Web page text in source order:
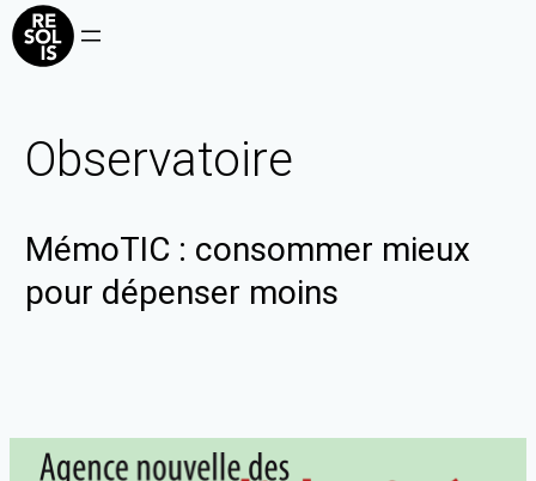
Observatoire
MémoTIC : consommer mieux
pour dépenser moins